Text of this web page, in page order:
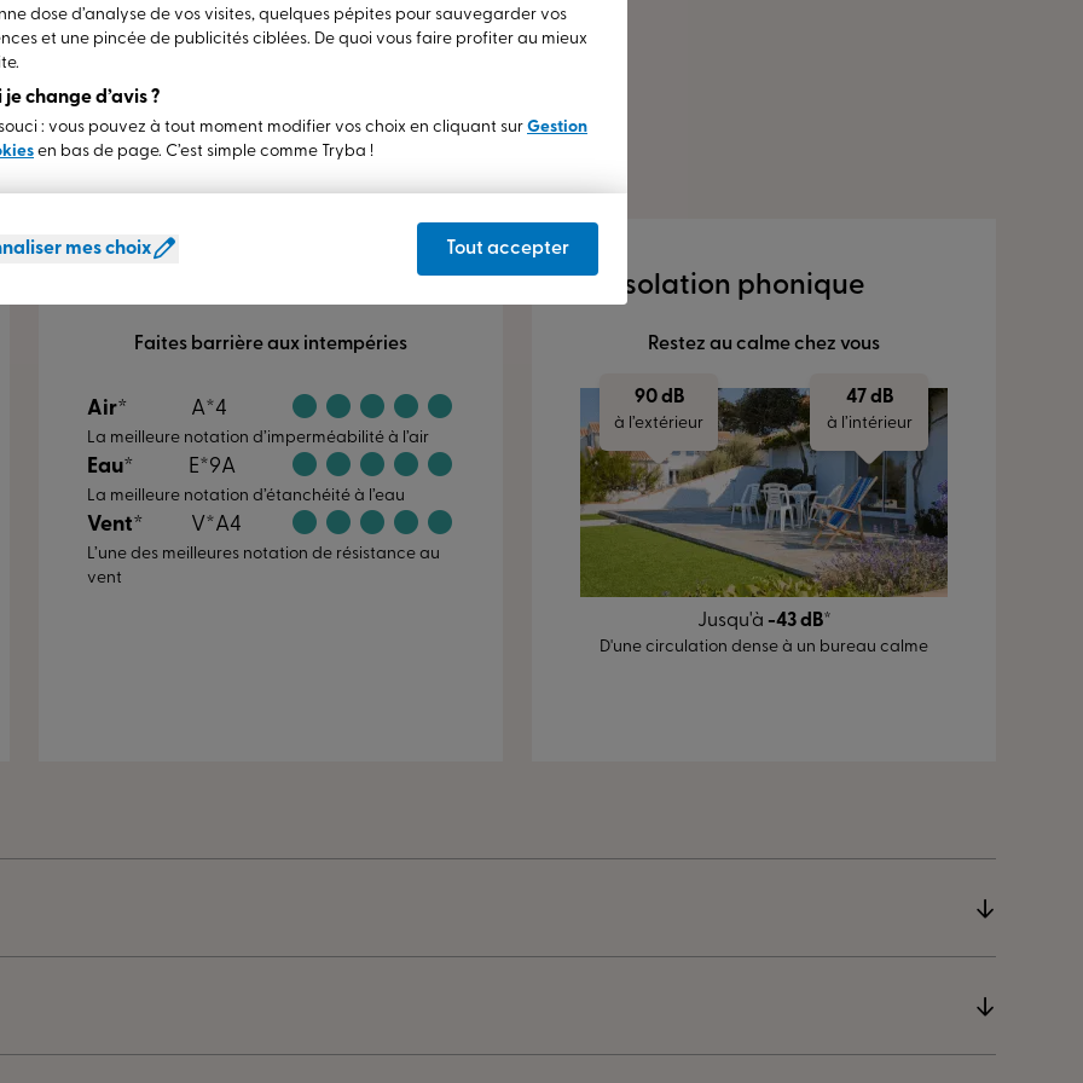
pour les
personnes à
uneétanchéité
parfaite.
laissent rien passer
Faites barrière aux intempéries
Air* A*4
La meilleure notation d’imperméabilité à l’air
Eau* E*9A
La meilleure notation d’étanchéité à l’eau
Vent* V*A4
L’une des meilleures notation de résistance au
vent
Isolation phonique
Restez au calme chez vous
90 dB
à l’extérieur
47 dB
à l’intérieur
Jusqu'à -43 dB*
D'une circulation dense à un bureau calme
dose d’analyse de vos visites, quelques pépites pour sauvegarder vos
et une pincée de publicités ciblées. De quoi vous faire profiter au mieux
je change d’avis ?
: vous pouvez à tout moment modifier vos choix en cliquant sur Gestion
en bas de page. C’est simple comme Tryba !
mes choix Tout accepter